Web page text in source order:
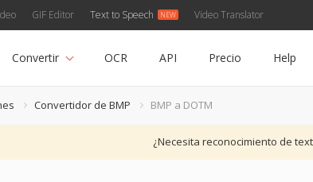
GIF Editor Text to Speech Video Translator
Convertir OCR API Precio Help
Convertidor de BMP BMP a DOTM
¿Necesita reconocimiento de